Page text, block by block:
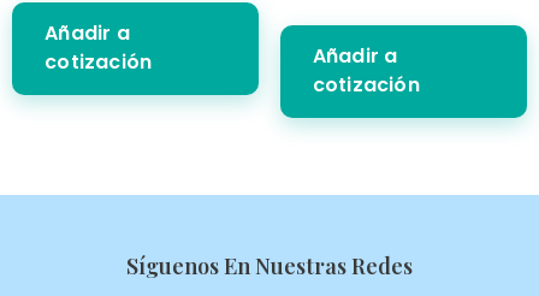
Añadir a
cotización
Añadir a
cotización
Síguenos En Nuestras Redes